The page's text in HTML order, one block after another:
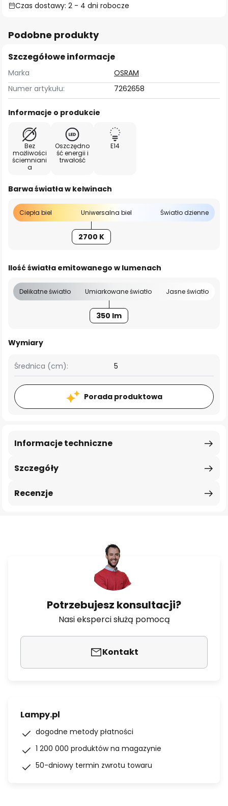
Czas dostawy: 2 - 4 dni robocze
Podobne produkty
Szczegółowe informacje
Marka
OSRAM
Numer artykułu:
7262658
Informacje o produkcie
Bez
możliwości
ściemniani
a
Oszczędno
ść energii i
trwałość
E14
Barwa światła w kelwinach
Ciepła biel Uniwersalna biel Światło dzienne
2700 K
Ilość światła emitowanego w lumenach
Delikatne światło Umiarkowane światło Jasne światło
350 lm
Wymiary
Średnica (cm): 5
Porada produktowa
Szczegóły
Informacje techniczne
Recenzje
Potrzebujesz konsultacji?
Nasi eksperci służą pomocą
Kontakt
Lampy.pl
dogodne metody płatności
1 200 000 produktów na magazynie
50-dniowy termin zwrotu towaru